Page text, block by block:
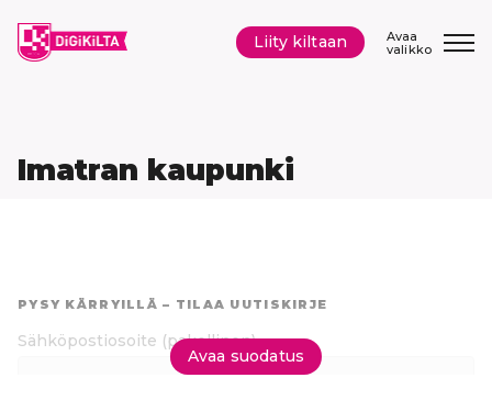
sisältöön
Avaa
valikko
Liity kiltaan
Imatran kaupunki
PYSY KÄRRYILLÄ – TILAA UUTISKIRJE
Sähköpostiosoite (pakollinen)
Avaa suodatus